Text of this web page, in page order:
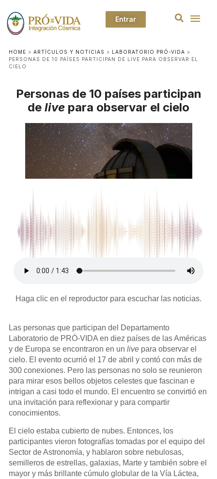
Entrar
HOME > ARTÍCULOS Y NOTICIAS > LABORATORIO PRÓ-VIDA >
PERSONAS DE 10 PAÍSES PARTICIPAN DE LIVE PARA OBSERVAR EL
CIELO
Personas de 10 países participan
de live para observar el cielo
Haga clic en el reproductor para escuchar las noticias.
Las personas que participan del Departamento
Laboratorio de PRÓ-VIDA en diez países de las Américas
y de Europa se encontraron en un livepara observar el
cielo. El evento ocurrió el 17 de abril y contó con más de
300 conexiones. Pero las personas no solo se reunieron
para mirar esos bellos objetos celestes que fascinan e
intrigan a casi todo el mundo. El encuentro se convirtió en
una invitación para reflexionar y para compartir
conocimientos.
El cielo estaba cubierto de nubes. Entonces, los
participantes vieron fotografías tomadas por el equipo del
Sector de Astronomía, y hablaron sobre nebulosas,
semilleros de estrellas, galaxias, Marte y también sobre el
mayor y más brillante cúmulo globular de la Vía Láctea,